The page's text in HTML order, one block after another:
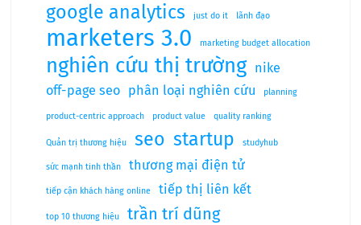
google analytics just do it lãnh đạo
marketers 3.0 marketing budget allocation
nghiên cứu thị trường
nike
off-page seo
phân loại nghiên cứu planning
product-centric approach product value quality ranking
Quản trị thương hiệu seo startup studyhub
sức mạnh tinh thần thương mại điện tử
tiếp cận khách hàng online tiếp thị liên kết
top 10 thương hiệu
trần trí dũng